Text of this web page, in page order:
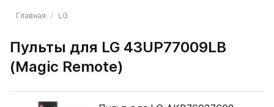
Главная LG
Пульты для LG 43UP77009LB
(Magic Remote)